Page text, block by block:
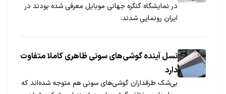
در نمایشگاه گنگره جهانی موبایل معرفی شده بودند در
ایران رونمایی شدند.
نسل آینده گوشی‌های سونی ظاهری کاملا متفاوت
دارد
بی‎شک طرفداران گوشی‌های سونی هم متوجه شده‌اند که